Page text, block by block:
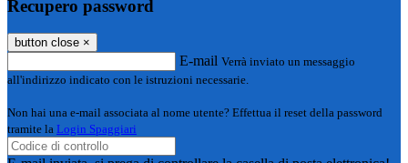
Recupero password
button close ×
E-mail Verrà inviato un messaggio
all'indirizzo indicato con le istruzioni necessarie.
Non hai una e-mail associata al nome utente? Effettua il reset della password
tramite la Login Spaggiari